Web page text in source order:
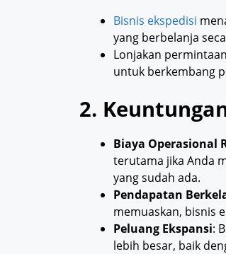
Bisnis ekspedisi
yang berbelanja
Lonjakan
untuk berkembang
2.
Biaya Operasional
terutama jika Anda
yang sudah ada.
Pendapatan
memuaskan, bisnis
Peluang Ekspansi:
lebih besar, baik